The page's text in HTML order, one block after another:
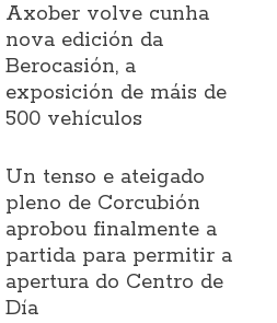
Axober volve cunha
nova edición da
Berocasión, a
exposición de máis de
500 vehículos
Un tenso e ateigado
pleno de Corcubión
aprobou finalmente a
partida para permitir a
apertura do Centro de
Día